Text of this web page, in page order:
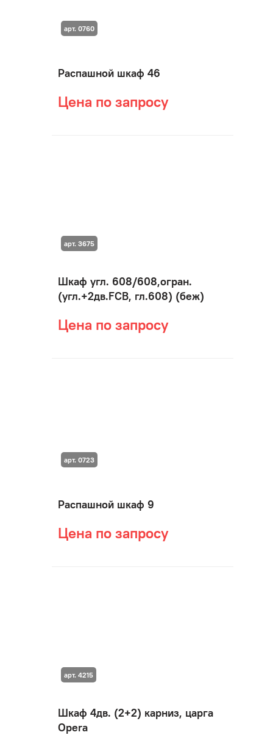
Распашной шкаф 46
Цена по запросу
арт. 0760
Шкаф угл. 608/608,огран.
(угл.+2дв.FCB, гл.608) (беж)
Цена по запросу
арт. 3675
Распашной шкаф 9
Цена по запросу
арт. 0723
Шкаф 4дв. (2+2) карниз, царга
Opera
арт. 4215